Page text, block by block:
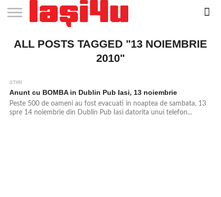
STIRI
APARTAMENTE
NOI IASI
STIRI
IASI
JOBS
IN
FILME
LA
CLUBURI /
DISCOTECI
BARURI /
CAFENELE
SALI DE
FORTA
SALOANE DE
INFRUMUSETARE
AGENTII
DE
RESTAURANTE
IN IASI
PIZZA
IN
PISCINA
IN IASI
FLORARII
RADIO
LIVE
SPALATORII
AUTO
TRACTARI
AUTO
TAXI
IN
CINEMA
TEATRU
HOTELURI
/
TEREN
SPORTIV
TEREN
TENIS
FARMACII
NON
COFFEE-
TO-GO
FIRME DE
PUBLICITATE
RENT
A
ALL POSTS TAGGED "13 NOIEMBRIE
2010"
STIRI
Anunt cu BOMBA in Dublin Pub Iasi, 13 noiembrie
Peste 500 de oameni au fost evacuati in noaptea de sambata, 13
spre 14 noiembrie din Dublin Pub Iasi datorita unui telefon...